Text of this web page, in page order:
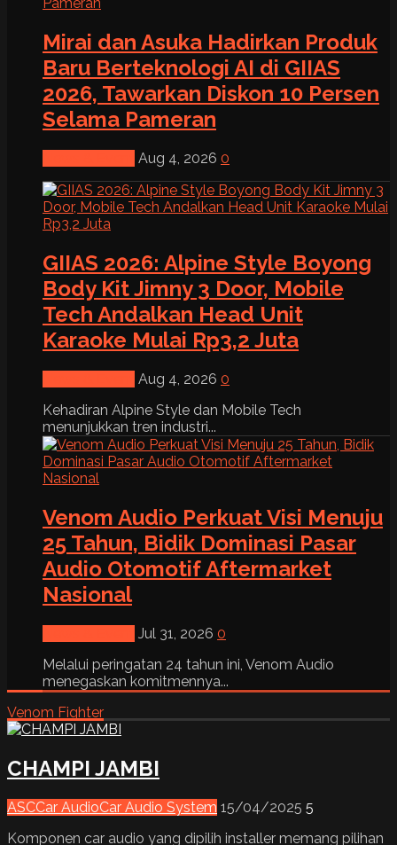
Mirai dan Asuka Hadirkan Produk
Baru Berteknologi AI di GIIAS
2026, Tawarkan Diskon 10 Persen
Selama Pameran
Aug 4, 2026 0
GIIAS 2026: Alpine Style Boyong
Body Kit Jimny 3 Door, Mobile
Tech Andalkan Head Unit
Karaoke Mulai Rp3,2 Juta
Aug 4, 2026 0
Kehadiran Alpine Style dan Mobile Tech
menunjukkan tren industri...
Venom Audio Perkuat Visi Menuju
25 Tahun, Bidik Dominasi Pasar
Audio Otomotif Aftermarket
Nasional
Jul 31, 2026 0
Melalui peringatan 24 tahun ini, Venom Audio
menegaskan komitmennya...
Venom Fighter
CHAMPI JAMBI
ASCCar AudioCar Audio System 15/04/2025 5
Komponen car audio yang dipilih installer memang pilihan